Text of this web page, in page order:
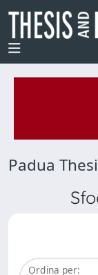
Padua
Ordina per: